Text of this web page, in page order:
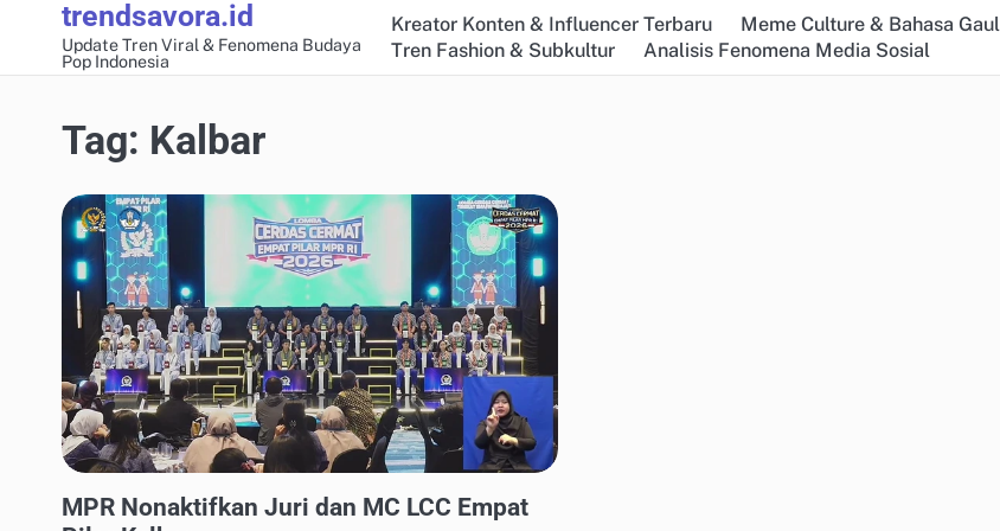
content
trendsavora.id
Update Tren Viral & Fenomena Budaya
Pop Indonesia
Kreator Konten & Influencer Terbaru Meme Culture & Bahasa Gaul
Tren Fashion & Subkultur
Analisis Fenomena Media Sosial
Tag: Kalbar
MPR Nonaktifkan Juri dan MC LCC Empat